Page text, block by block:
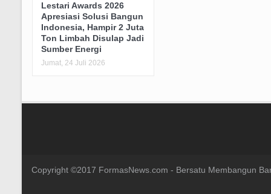
Lestari Awards 2026
Apresiasi Solusi Bangun
Indonesia, Hampir 2 Juta
Ton Limbah Disulap Jadi
Sumber Energi
Jumat, 24 Juli 2026
Copyright ©2017 FormasNews.com - Bersatu Membangun